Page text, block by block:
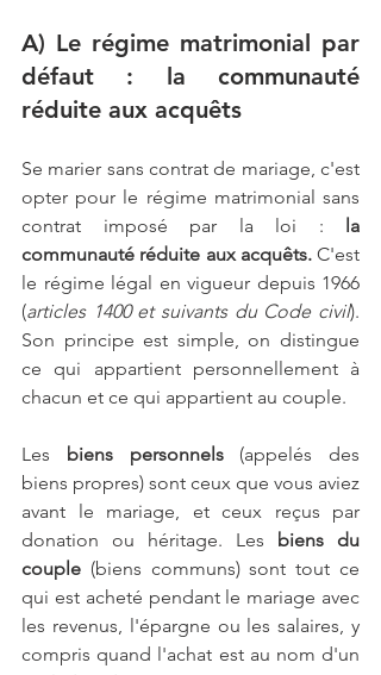
A) Le régime matrimonial par
défaut : la communauté
réduite aux acquêts
Se marier sans contrat de mariage, c'est
opter pour le régime matrimonial sans
contrat imposé par la loi : la
communauté réduite aux acquêts. C'est
le régime légal en vigueur depuis 1966
(articles 1400 et suivants du Code civil).
Son principe est simple, on distingue
ce qui appartient personnellement à
chacun et ce qui appartient au couple.
Les biens personnels (appelés des
biens propres) sont ceux que vous aviez
avant le mariage, et ceux reçus par
donation ou héritage. Les biens du
couple (biens communs) sont tout ce
qui est acheté pendant le mariage avec
les revenus, l'épargne ou les salaires, y
compris quand l'achat est au nom d'un